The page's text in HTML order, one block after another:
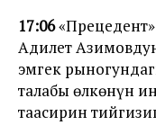
17:06
Адилет
эмгек
талабы өлкөнүн
таасирин